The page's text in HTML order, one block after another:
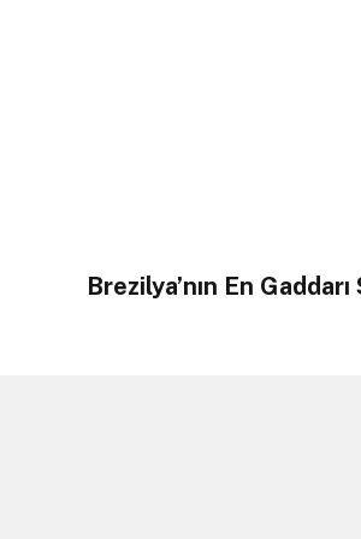
Brezilya’nın En